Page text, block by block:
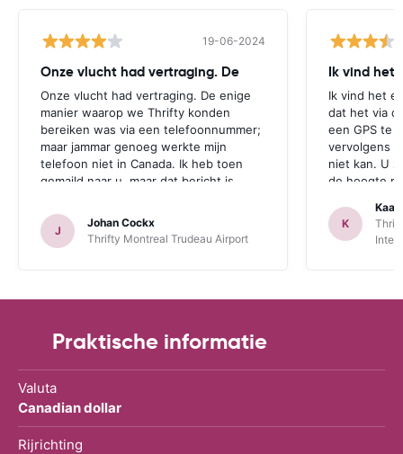
19-06-2024
Onze vlucht had vertraging. De
Onze vlucht had vertraging. De enige
manier waarop we Thrifty konden
bereiken was via een telefoonnummer;
maar jammar genoeg werkte mijn
telefoon niet in Canada. Ik heb toen
gemaild naar u, maar dat bericht is
Deze opmerking geldt zowel voor
Thrifte als voor u: het zou fijn zijn om
op een andere manier contact te
ook over Wifi werkt.
J
Johan Cockx
Thrifty Montreal Trudeau Airport
Ik vind het
Ik vind het
dat het via
een GPS te
vervolgens
niet kan. U
de hoogte
een GPS bij
is. Dan
K
Kaat
Praktische informatie
Valuta
Canadian dollar
Rijrichting